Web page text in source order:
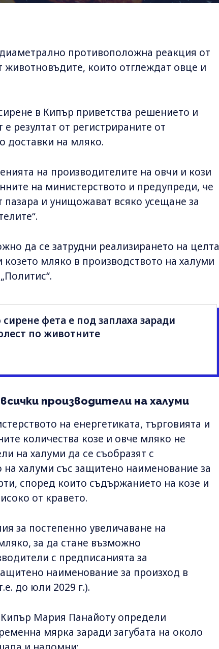
противоположна реакция от
животновъдите, които отглеждат овце и
в Кипър приветства решението и
резултат от регистрираните от
доставки на мляко.
на производителите на овчи и кози
на министерството и предупреди, че
и унищожават всяко усещане за
да се затрудни реализирането на целта
мляко в производството на халуми
сирене фета е под заплаха заради
по животните
производители на халуми
на енергетиката, търговията и
количества козе и овче мляко не
на халуми да се съобразят с
на халуми със защитено наименование за
според които съдържанието на козе и
от кравето.
за постепенно увеличаване на
за да стане възможно
с предписанията за
наименование за произход в
до юли 2029 г.).
Мария Панайоту определи
мярка заради загубата на около